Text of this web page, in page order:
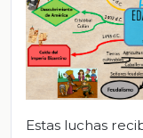
Estas luchas